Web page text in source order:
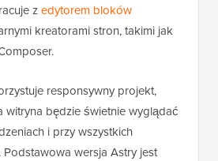
zedytorem bloków
kreatorami stron, takimi jak
responsywny projekt,
witryna będzie świetnie wyglądać
i przy wszystkich
Podstawowa wersja Astry jest